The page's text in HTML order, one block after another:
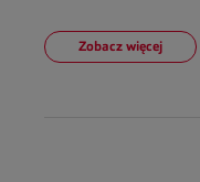
Zobacz więcej